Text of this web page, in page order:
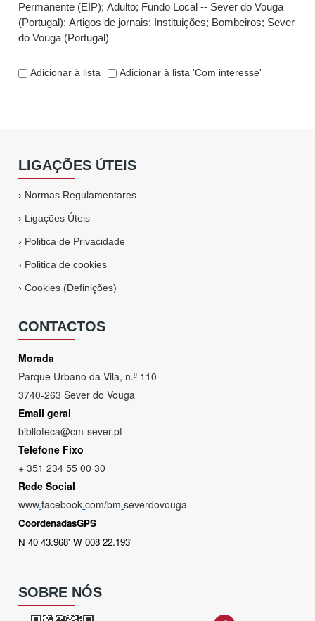
Permanente (EIP);Adulto; Fundo Local -- Sever do Vouga
(Portugal);Artigos de jornais; Instituições; Bombeiros; Sever
do Vouga (Portugal)
Adicionar à lista Adicionar à lista 'Com interesse'
LIGAÇÕES ÚTEIS
› Normas Regulamentares
› Ligações Úteis
› Politica de Privacidade
› Politica de cookies
›Cookies (Definições)
CONTACTOS
Morada
Parque Urbano da Vila, n.º 110
3740-263 Sever do Vouga
Email geral
biblioteca@cm-sever.pt
Telefone Fixo
+ 351 234 55 00 30
Rede Social
www.facebook.com/bm.severdovouga
CoordenadasGPS
N 40 43.968' W 008 22.193'
SOBRE NÓS